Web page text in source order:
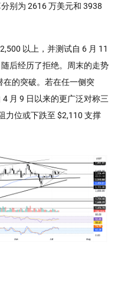
别为 2616 万美元和 3938
以上，并测试自 6 月 11
后经历了拒绝。周末的走势
在的突破。若在任一侧突
月 9 日以来的更广泛对称三
力位或下跌至 $2,110 支撑